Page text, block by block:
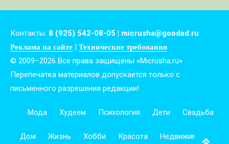
Контакты: 8 (925) 542-08-05 | micrusha@goodad.ru
Реклама на сайте | Технические требования
© 2009–2026 Все права защищены «Micrusha.ru»
Перепечатка материалов допускается только с
письменного разрешения редакции!
Мода Худеем Психология Дети Свадьба
Дом Жизнь Хобби Красота Недвижимость